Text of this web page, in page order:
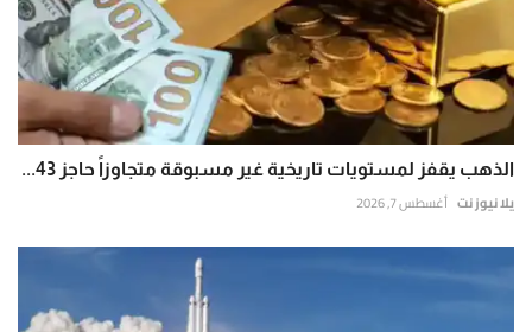
الذهب يقفز لمستويات تاريخية غير مسبوقة متجاوزاً حاجز 43...
يلا نيوز نت أغسطس 7, 2026